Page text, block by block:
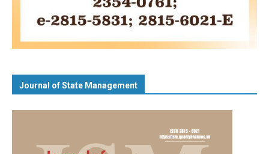
Journal of State Management